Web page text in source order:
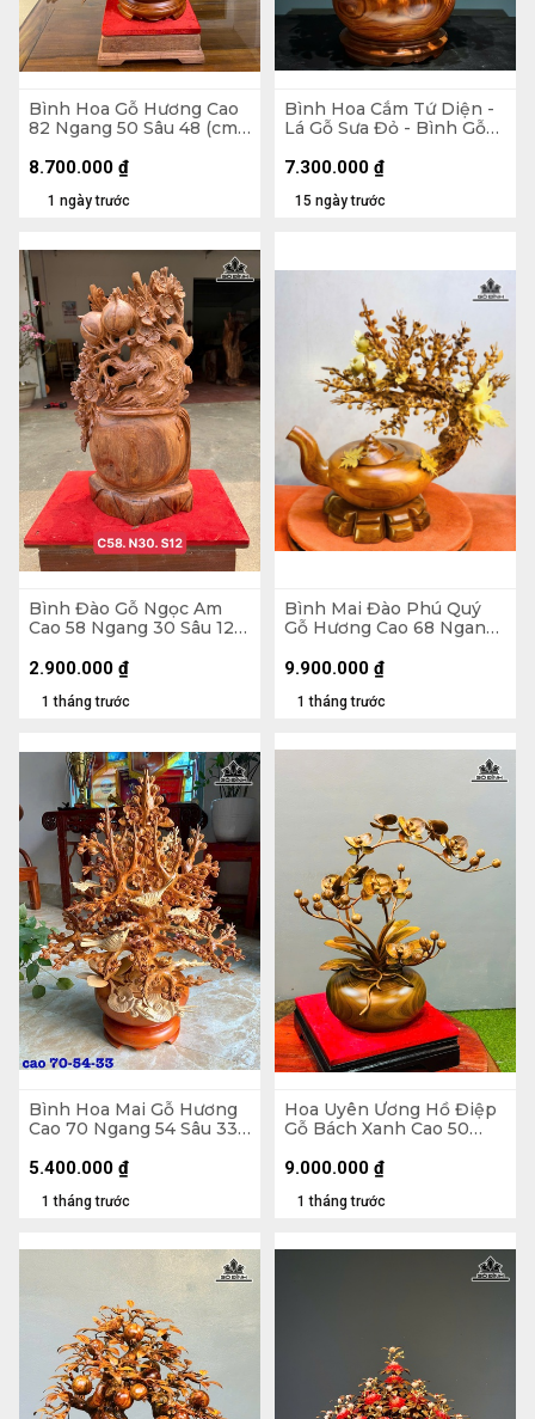
Bình Hoa Gỗ Hương Cao
82 Ngang 50 Sâu 48 (cm)
1 ngày trước
8.700.000 ₫
Bình Hoa Cắm Tứ Diện -
Lá Gỗ Sưa Đỏ - Bình Gỗ
Đường Kính 45 (cm)
15 ngày trước
7.300.000 ₫
Bình Đào Gỗ Ngọc Am
Cao 58 Ngang 30 Sâu 12
1 tháng trước
2.900.000 ₫
Bình Mai Đào Phú Quý
Gỗ Hương Cao 68 Ngang
1 tháng trước
9.900.000 ₫
Bình Hoa Mai Gỗ Hương
Cao 70 Ngang 54 Sâu 33
1 tháng trước
5.400.000 ₫
Hoa Uyên Ương Hồ Điệp
Gỗ Bách Xanh Cao 50
Đường Kính 23 Cao 14
1 tháng trước
9.000.000 ₫